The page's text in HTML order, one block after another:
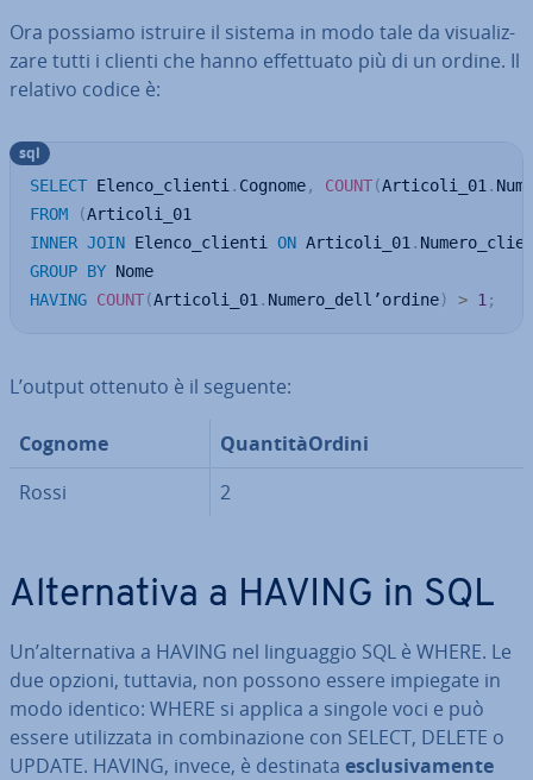
Ora possiamo istruire il sistema in modo tale da vi­sua­liz­
za­re tutti i clienti che hanno ef­fet­tua­to più di un ordine. Il
relativo codice è:
SELECT Elenco_clienti . Cognome, COUNT(Articoli_01 .
FROM
(
INNER JOIN Elenco_clienti ON Articoli_01 .
GROUP BY
HAVING COUNT(Articoli_01 . Numero_dell’ordine) > 1 ;
sql
L’output ottenuto è il seguente:
Cognome
Quan­ti­tàOr­di­ni
Rossi
2
Al­ter­na­ti­va a HAVING in SQL
Un’al­ter­na­ti­va a HAVING nel lin­guag­gio SQL è WHERE. Le
due opzioni, tuttavia, non possono essere impiegate in
modo identico: WHERE si applica a singole voci e può
essere uti­liz­za­ta in com­bi­na­zio­ne con SELECT, DELETE o
UPDATE. HAVING, invece, è destinata esclu­si­va­men­te